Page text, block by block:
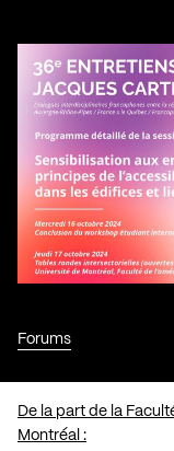
Forums
De la part de la
Montréal :